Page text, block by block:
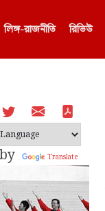
লিঙ্গ-রাজনীতি রিভিউ
Translate